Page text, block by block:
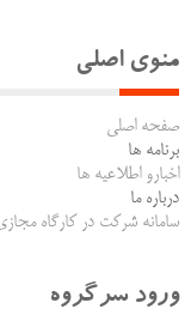
منوی اصلی
صفحه اصلی
برنامه ها
اخبارو اطلاعیه ها
درباره ما
سامانه شرکت در کارگاه
ورود سرگروه